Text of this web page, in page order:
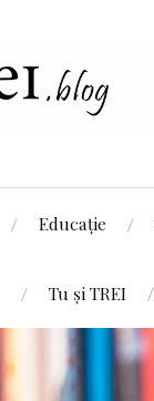
Educație
Tu și TREI